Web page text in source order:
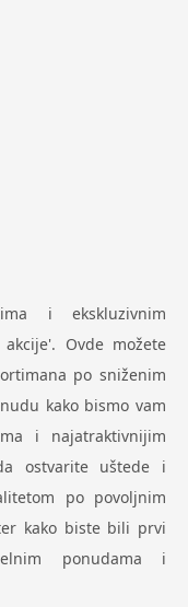
i ekskluzivnim
Ovde možete
po sniženim
kako bismo vam
i najatraktivnijim
ostvarite uštede i
po povoljnim
kako biste bili prvi
ponudama i